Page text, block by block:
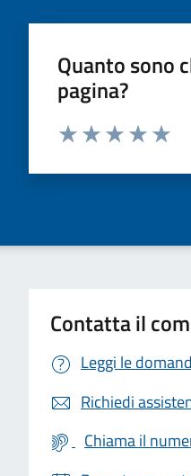
Quanto sono
pagina?
Valuta da 1 a 5 stelle la
Contatta il
Leggi le
Richiedi
Chiama il